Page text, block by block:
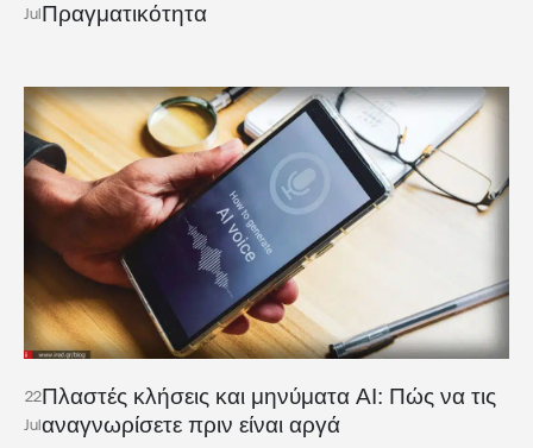
JulΠραγματικότητα
22
Jul
Πλαστές κλήσεις και μηνύματα AI: Πώς να τις
αναγνωρίσετε πριν είναι αργά